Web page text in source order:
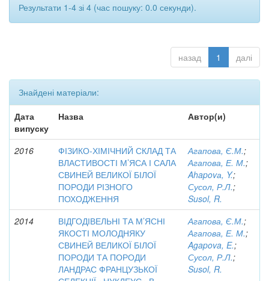
Результати 1-4 зі 4 (час пошуку: 0.0 секунди).
назад 1 далі
Знайдені матеріали:
Дата
випуску
Назва Автор(и)
2016
ФІЗИКО-ХІМІЧНИЙ СКЛАД ТА
ВЛАСТИВОСТІ М’ЯСА І САЛА
СВИНЕЙ ВЕЛИКОЇ БІЛОЇ
ПОРОДИ РІЗНОГО
ПОХОДЖЕННЯ
Агапова, Є.М.;
Агапова, Е. М.;
Ahapovа, Y.;
Сусол, Р.Л.;
Susol, R.
2014
ВІДГОДІВЕЛЬНІ ТА М’ЯСНІ
ЯКОСТІ МОЛОДНЯКУ
СВИНЕЙ ВЕЛИКОЇ БІЛОЇ
ПОРОДИ ТА ПОРОДИ
ЛАНДРАС ФРАНЦУЗЬКОЇ
Агапова, Є.М.;
Агапова, Е. М.;
Agapova, E.;
Сусол, Р.Л.;
Susol, R.